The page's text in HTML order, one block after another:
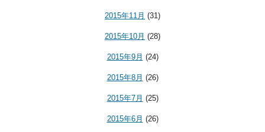
2015年11月 (31)
2015年10月 (28)
2015年9月 (24)
2015年8月 (26)
2015年7月 (25)
2015年6月 (26)